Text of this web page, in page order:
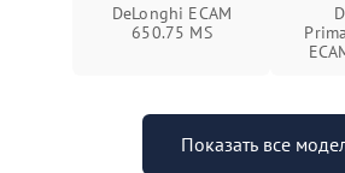
DeLonghi ECAM
650.75 MS
Показать все